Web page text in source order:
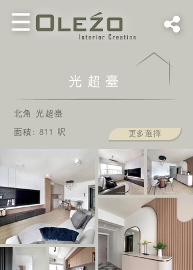
光超臺
北角 光超臺
面積: 811 呎 更多選擇